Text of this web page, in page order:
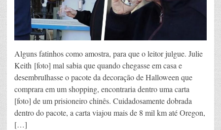
Alguns fatinhos como amostra, para que o leitor julgue. Julie
Keith [foto] mal sabia que quando chegasse em casa e
desembrulhasse o pacote da decoração de Halloween que
comprara em um shopping, encontraria dentro uma carta
[foto] de um prisioneiro chinês. Cuidadosamente dobrada
dentro do pacote, a carta viajou mais de 8 mil km até Oregon,
[…]